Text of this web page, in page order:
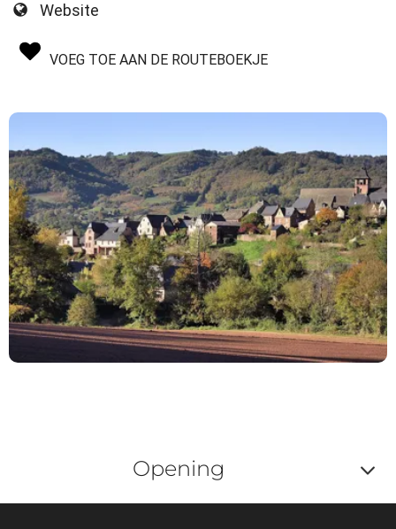
Website
VOEG TOE AAN DE ROUTEBOEKJE
Opening